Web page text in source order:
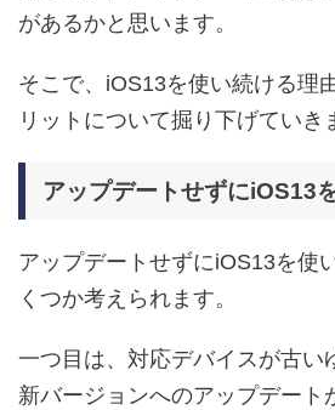
があるかと思います。
そこで、iOS13を使い続ける理
リットについて掘り下げていき
アップデートせずにiOS13
アップデートせずにiOS13を使
くつか考えられます。
一つ目は、対応デバイスが古い
新バージョンへのアップデート